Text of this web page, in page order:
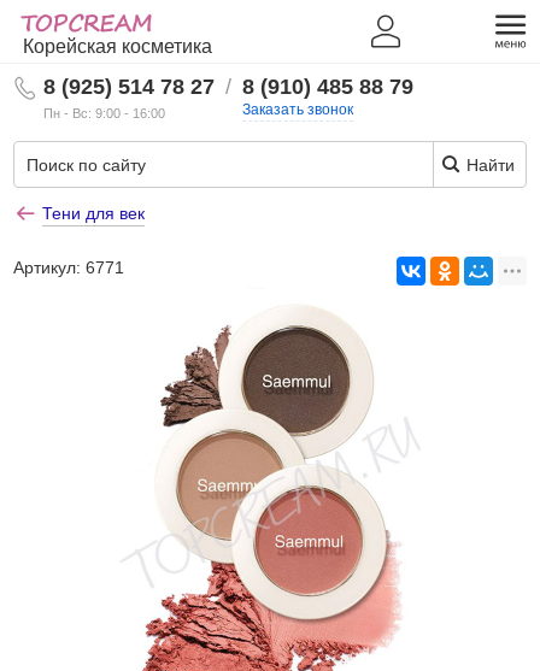
Корейская косметика
8 (925) 514 78 27
Пн - Вс: 9:00 - 16:00
/ 8 (910) 485 88 79
Заказать звонок
Найти
Тени для век
Артикул:6771